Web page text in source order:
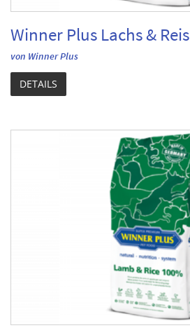
Winner Plus Lachs & Reis
von Winner Plus
DETAILS